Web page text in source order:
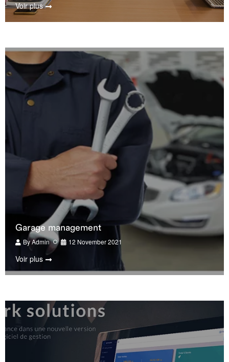
Voir plus
Garage management
ByAdmin 12 November 2021
Voir plus